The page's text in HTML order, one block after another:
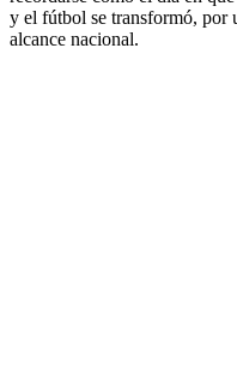
y el fútbol se transformó, por
alcance nacional.